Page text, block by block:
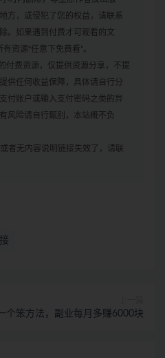
方，或侵犯了您的权益，请联系
。如果遇到付费才可观看的文
资源“任意下免费看”。
付费资源，仅提供资源分享，不提
供任何收益保障，具体请自行分
付账户或输入支付密码之类的异
风险请自行甄别，本站概不负
者无内容说明链接失效了，请联
个笨方法，副业每月多赚6000块